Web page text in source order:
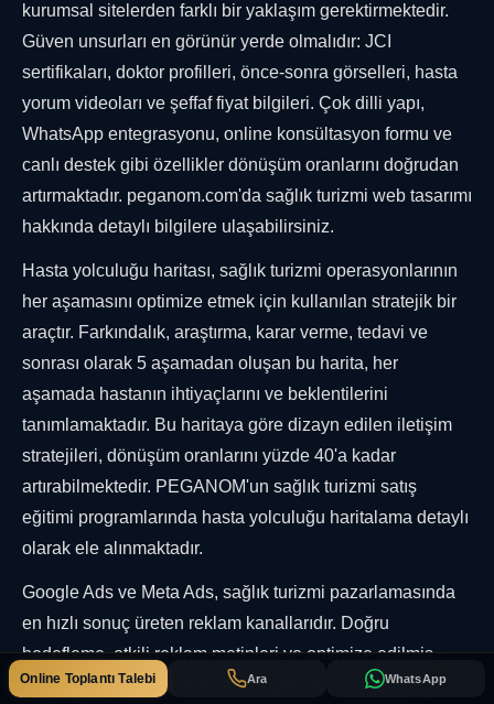
kurumsal sitelerden farklı bir yaklaşım gerektirmektedir.
Güven unsurları en görünür yerde olmalıdır: JCI
sertifikaları, doktor profilleri, önce-sonra görselleri, hasta
yorum videoları ve şeffaf fiyat bilgileri. Çok dilli yapı,
WhatsApp entegrasyonu, online konsültasyon formu ve
canlı destek gibi özellikler dönüşüm oranlarını doğrudan
artırmaktadır. peganom.com'da sağlık turizmi web tasarımı
hakkında detaylı bilgilere ulaşabilirsiniz.
Hasta yolculuğu haritası, sağlık turizmi operasyonlarının
her aşamasını optimize etmek için kullanılan stratejik bir
araçtır. Farkındalık, araştırma, karar verme, tedavi ve
sonrası olarak 5 aşamadan oluşan bu harita, her
aşamada hastanın ihtiyaçlarını ve beklentilerini
tanımlamaktadır. Bu haritaya göre dizayn edilen iletişim
stratejileri, dönüşüm oranlarını yüzde 40'a kadar
artırabilmektedir. PEGANOM'un sağlık turizmi satış
eğitimi programlarında hasta yolculuğu haritalama detaylı
olarak ele alınmaktadır.
Google Ads ve Meta Ads, sağlık turizmi pazarlamasında
en hızlı sonuç üreten reklam kanallarıdır. Doğru
hedefleme, etkili reklam metinleri ve optimize edilmiş
landing page'ler, reklam yatırım getirisini maksimize
Ara WhatsApp
Online Toplantı Talebi